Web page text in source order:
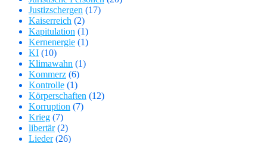
Justizschergen (17)
Kaiserreich (2)
Kapitulation (1)
Kernenergie (1)
KI (10)
Klimawahn (1)
Kommerz (6)
Kontrolle (1)
Körperschaften (12)
Korruption (7)
Krieg (7)
libertär(2)
Lieder(26)